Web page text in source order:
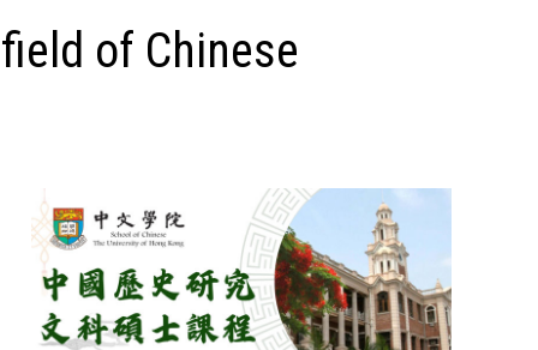
of Chinese